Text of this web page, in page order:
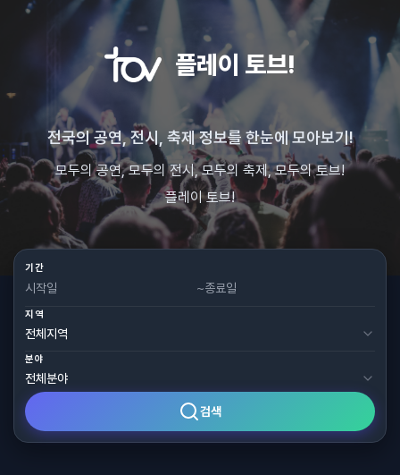
플레이 토브!
전국의 공연, 전시, 축제 정보를 한눈에 모아보기!
모두의 공연, 모두의 전시, 모두의 축제, 모두의 토브!
플레이 토브!
기간
~
지역
분야
검색